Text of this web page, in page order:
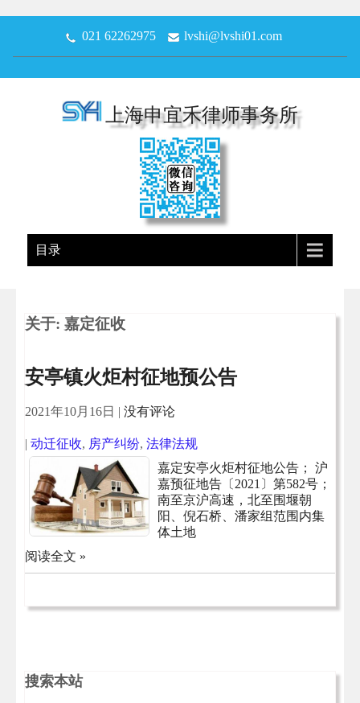
021 62262975 lvshi@lvshi01.com
上海申宜禾律师事务所
目录
关于: 嘉定征收
安亭镇火炬村征地预公告
2021年10月16日 | 没有评论
| 动迁征收, 房产纠纷, 法律法规
嘉定安亭火炬村征地公告； 沪
嘉预征地告〔2021〕第582号；
南至京沪高速，北至围堰朝
阳、倪石桥、潘家组范围内集
体土地
阅读全文 »
搜索本站